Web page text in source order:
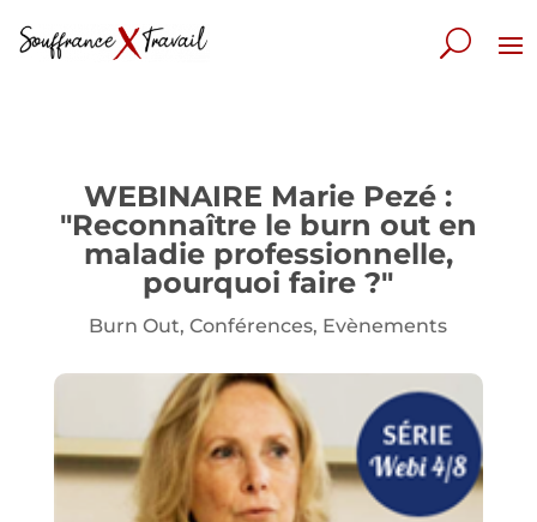
WEBINAIRE Marie Pezé :
"Reconnaître le burn out en
maladie professionnelle,
pourquoi faire ?"
Burn Out,Conférences, Evènements